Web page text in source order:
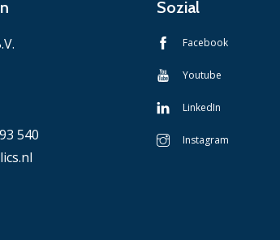
540
Sozial
Facebook
Youtube
LinkedIn
Instagram